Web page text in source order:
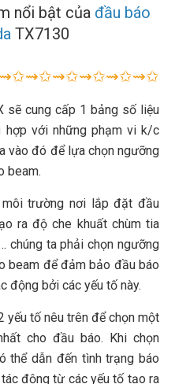
nổi bật của đầu báo
TX7130
sẽ cung cấp 1 bảng số liệu
hợp với những phạm vi k/c
vào đó để lựa chọn ngưỡng
beam.
môi trường nơi lắp đặt đầu
ra độ che khuất chùm tia
chúng ta phải chọn ngưỡng
beam để đảm bảo đầu báo
động bởi các yếu tố này.
yếu tố nêu trên để chọn một
cho đầu báo. Khi chọn
thể dẫn đến tình trạng báo
động từ các yếu tố tạo ra